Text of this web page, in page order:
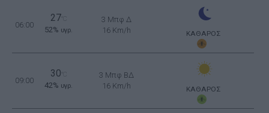
06:00
27
52% υγρ.
3 Μπφ Δ
16 Km/h
ΚΑΘΑΡΟΣ
09:00
30
42% υγρ.
3 Μπφ ΒΔ
16 Km/h
ΚΑΘΑΡΟΣ